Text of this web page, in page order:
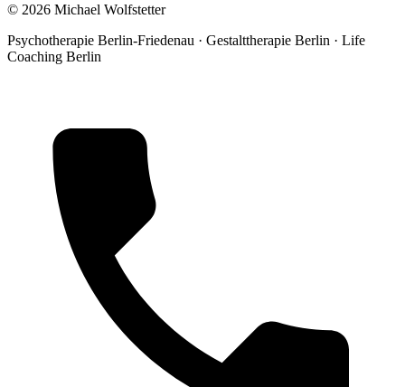
© 2026 Michael Wolfstetter
Psychotherapie Berlin-Friedenau · Gestalttherapie Berlin · Life
Coaching Berlin